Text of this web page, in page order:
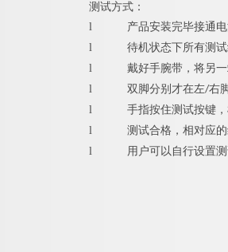
测试方式：
l
产品安装完毕接通
l
待机状态下所有测
l
戴好手腕带，将另
l
双脚分别才在左/右
l
手指按住测试按键
l
测试合格，相对应
l
用户可以自行设置